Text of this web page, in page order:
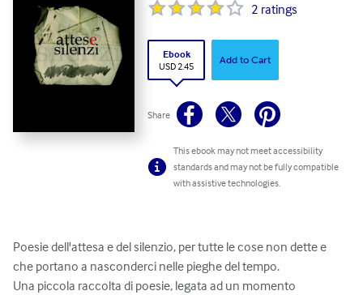
2 ratings
Ebook
USD 2.45
Add to Cart
Share
This ebook may not meet accessibility
standards and may not be fully compatible
with assistive technologies.
Poesie dell'attesa e del silenzio, per tutte le cose non dette e
che portano a nasconderci nelle pieghe del tempo.
Una piccola raccolta di poesie, legata ad un momento